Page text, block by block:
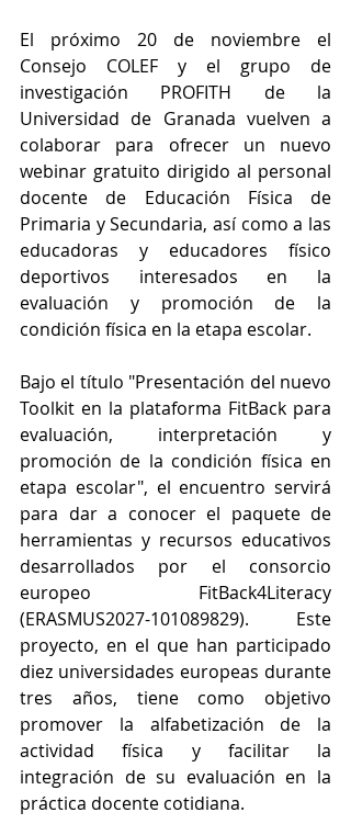
El próximo 20 de noviembre el
Consejo COLEF y el grupo de
investigación PROFITH de la
Universidad de Granada vuelven a
colaborar para ofrecer un nuevo
webinar gratuito dirigido al personal
docente de Educación Física de
Primaria y Secundaria, así como a las
educadoras y educadores físico
deportivos interesados en la
evaluación y promoción de la
condición física en la etapa escolar.
Bajo el título "Presentación del nuevo
Toolkit en la plataforma FitBack para
evaluación, interpretación y
promoción de la condición física en
etapa escolar", el encuentro servirá
para dar a conocer el paquete de
herramientas y recursos educativos
desarrollados por el consorcio
europeo FitBack4Literacy
(ERASMUS2027-101089829). Este
proyecto, en el que han participado
diez universidades europeas durante
tres años, tiene como objetivo
promover la alfabetización de la
actividad física y facilitar la
integración de su evaluación en la
práctica docente cotidiana.